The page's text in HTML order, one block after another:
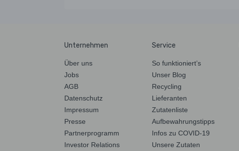
Unternehmen
Über uns
Jobs
AGB
Datenschutz
Impressum
Presse
Partnerprogramm
Investor Relations
Service
So funktioniert’s
Unser Blog
Recycling
Lieferanten
Zutatenliste
Aufbewahrungstipps
Infos zu COVID-19
Unsere Zutaten